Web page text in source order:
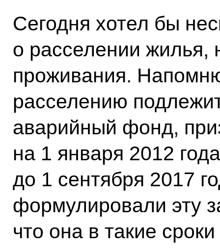
Сегодня хотел бы
о расселении жилья,
проживания.
расселению
аварийный фонд,
на 1 января 2012
до 1 сентября 2017
формулировали эту
что она в такие